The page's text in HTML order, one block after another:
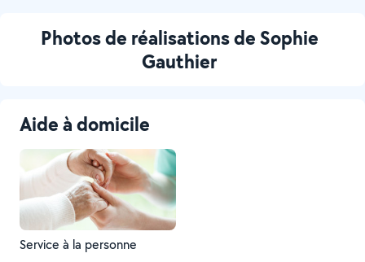
Photos de réalisations de Sophie
Gauthier
Aide à domicile
Service à la personne